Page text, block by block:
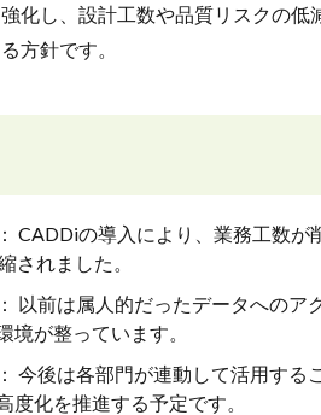
化し、設計工数や品質リスクの
方針です。
： CADDiの導入により、業務工数
されました。
： 以前は属人的だったデータへの
境が整っています。
今後は各部門が連動して活用する
度化を推進する予定です。